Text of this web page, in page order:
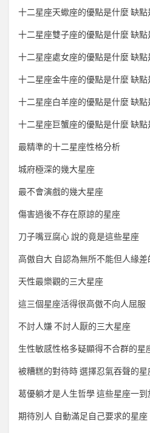
十二星座天蠍座的優點是什麼 缺點
十二星座雙子座的優點是什麼 缺點
十二星座處女座的優點是什麼 缺點
十二星座金牛座的優點是什麼 缺點
十二星座白羊座的優點是什麼 缺點
十二星座巨蟹座的優點是什麼 缺點
最精準的十二星座性格分析
城府極深的幾大星座
最不會演戲的幾大星座
傷害過後不存在原諒的星座
刀子嘴豆腐心 說的竟是這些星座
高傲自大 自認為無所不能但人緣
天性最樂觀的三大星座
這三個星座活得很高傲不向人屈服
不討人嫌 不討人厭的三大星座
生性敏感性格多疑顯得不合群的星
被糟糕的對待時 選擇忍氣吞聲的星
葛優躺才是人生哲學 這些星座一
期待別人 自動滿足自己要求的星座